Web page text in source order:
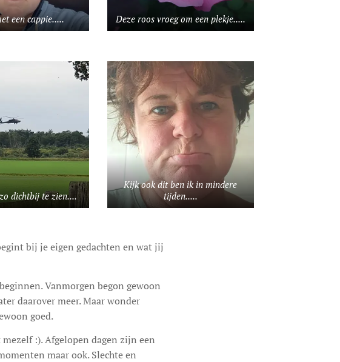
een cappie..... Deze roos vroeg om een plekje.....
dichtbij te zien....
Kijk ook dit ben ik in mindere
tijden.....
bij je eigen gedachten en wat jij
Vanmorgen begon gewoon
daarover meer. Maar wonder
goed.
:). Afgelopen dagen zijn een
maar ook. Slechte en